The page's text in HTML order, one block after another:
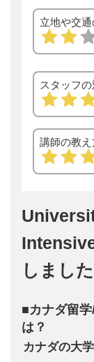
立地や交通
スタッフ
講師の教え
しました
■カナダ留
は？
カナダの大